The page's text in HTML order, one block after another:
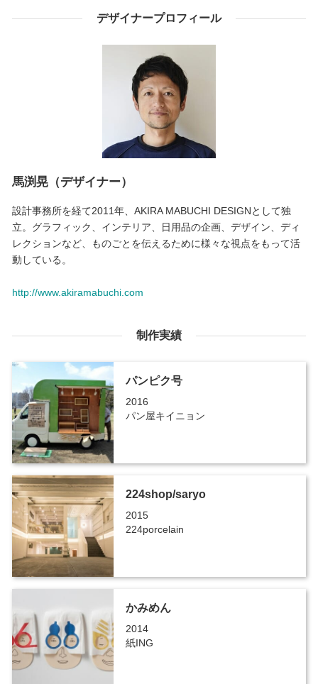
デザイナープロフィール
馬渕晃（デザイナー）
設計事務所を経て2011年、AKIRA MABUCHI DESIGNとして独
立。グラフィック、インテリア、日用品の企画、デザイン、ディ
レクションなど、ものごとを伝えるために様々な視点をもって活
動している。
http://www.akiramabuchi.com
制作実績
パンピク号
2016
パン屋キイニョン
224shop/saryo
2015
224porcelain
かみめん
2014
紙ING